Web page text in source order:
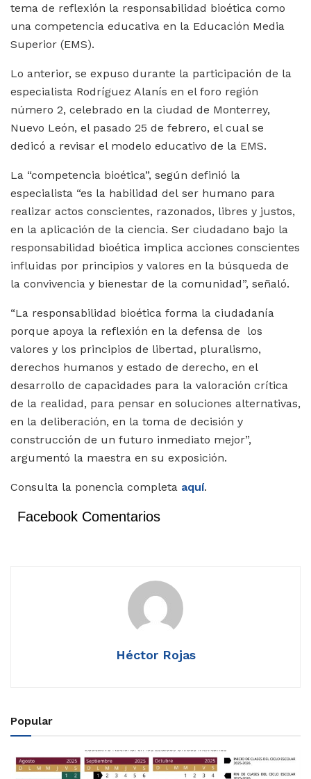
tema de reflexión la responsabilidad bioética como
una competencia educativa en la Educación Media
Superior (EMS).
Lo anterior, se expuso durante la participación de la
especialista Rodríguez Alanís en el foro región
número 2, celebrado en la ciudad de Monterrey,
Nuevo León, el pasado 25 de febrero, el cual se
dedicó a revisar el modelo educativo de la EMS.
La “competencia bioética”, según definió la
especialista “es la habilidad del ser humano para
realizar actos conscientes, razonados, libres y justos,
en la aplicación de la ciencia. Ser ciudadano bajo la
responsabilidad bioética implica acciones conscientes
influidas por principios y valores en la búsqueda de
la convivencia y bienestar de la comunidad”, señaló.
“La responsabilidad bioética forma la ciudadanía
porque apoya la reflexión en la defensa de los
valores y los principios de libertad, pluralismo,
derechos humanos y estado de derecho, en el
desarrollo de capacidades para la valoración crítica
de la realidad, para pensar en soluciones alternativas,
en la deliberación, en la toma de decisión y
construcción de un futuro inmediato mejor”,
argumentó la maestra en su exposición.
Consulta la ponencia completa aquí.
Facebook Comentarios
Héctor Rojas
Popular